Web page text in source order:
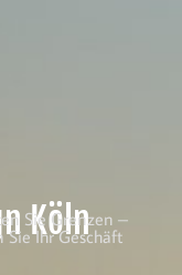
Köln
Sie Grenzen –
Ihr Geschäft